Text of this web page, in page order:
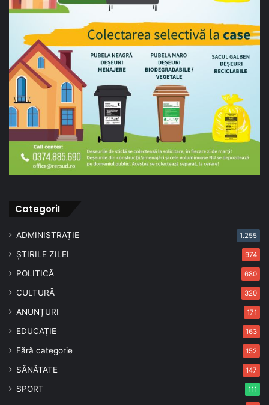
CategoriI
ADMINISTRAȚIE 1.255
ȘTIRILE ZILEI 974
POLITICĂ 680
CULTURĂ 320
ANUNȚURI 171
EDUCAȚIE 163
Fără categorie 152
SĂNĂTATE 147
SPORT 111